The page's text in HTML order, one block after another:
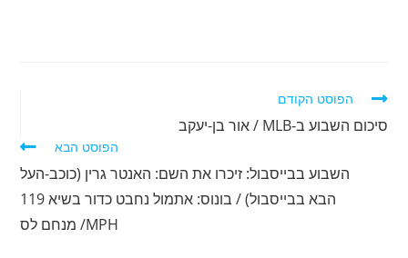
לקרוא
נוספים
הפוסט הקודם
סיכום השבוע ב-MLB / אור בן-יעקב
הפוסט הבא
השבוע בבייסבול: זיכרו את השם: האנטר גרין (כוכב-העל
הבא בבייסבול) / בונוס: אתמול נחבט כדור בשיא 119
MPH/ מנחם לס